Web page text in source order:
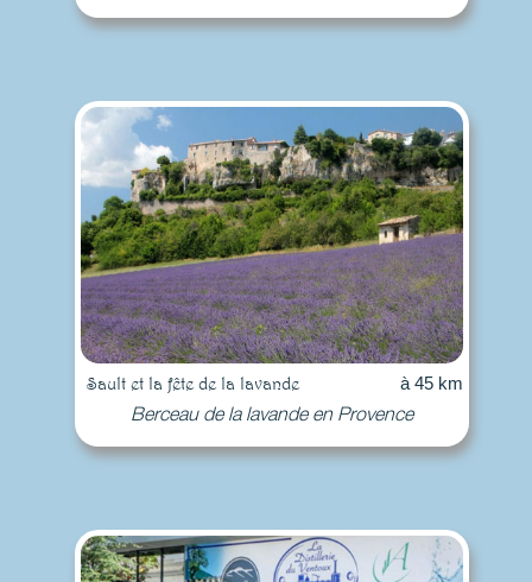
Sault et la fête de la lavande à 45 km
Berceau de la lavande en Provence